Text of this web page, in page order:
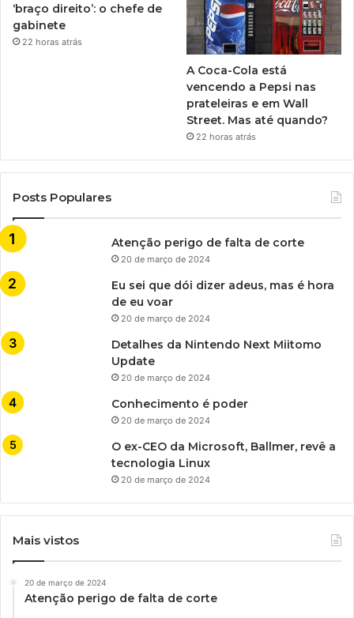
‘braço direito’: o chefe de
gabinete
22 horas atrás
A Coca-Cola está
vencendo a Pepsi nas
prateleiras e em Wall
Street. Mas até quando?
22 horas atrás
Posts Populares
Atenção perigo de falta de corte
20 de março de 2024
Eu sei que dói dizer adeus, mas é hora
de eu voar
20 de março de 2024
Detalhes da Nintendo Next Miitomo
Update
20 de março de 2024
Conhecimento é poder
20 de março de 2024
O ex-CEO da Microsoft, Ballmer, revê a
tecnologia Linux
20 de março de 2024
Mais vistos
20 de março de 2024
Atenção perigo de falta de corte